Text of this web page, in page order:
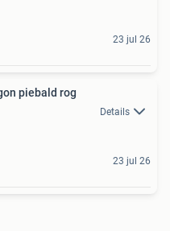
23 jul 26
piebald rog
Details
23 jul 26